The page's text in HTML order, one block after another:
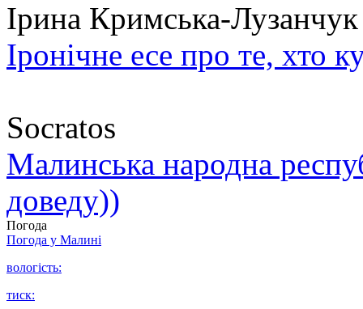
Ірина Кримська-Лузанчук
Іронічне есе про те, хто
Socratos
Малинська народна
доведу))
Погода
Погода у Малині
вологість:
тиск: